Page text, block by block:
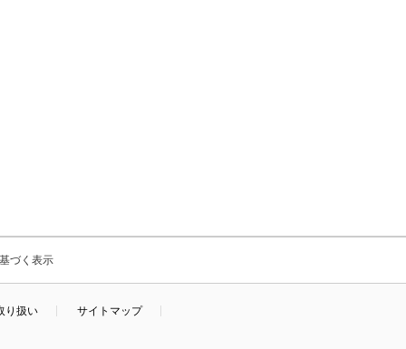
づく表示
り扱い サイトマップ